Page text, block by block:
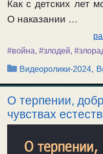
Как с детских лет
О наказании …
#война, #злодей,
Рубрики
Видеоролики-2024,
О терпении,
чувствах